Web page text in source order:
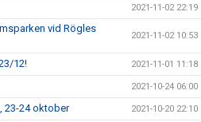
2021-11-02 22:19
vid Rögles
2021-11-02 10:53
12! 2021-11-01 11:18
2021-10-24 06:00
23-24 oktober 2021-10-20 22:10